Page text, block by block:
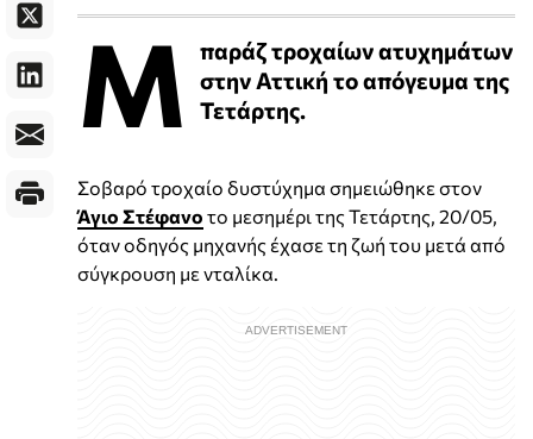
Μ
παράζ τροχαίων ατυχημάτων
στην Αττική το απόγευμα της
Τετάρτης.
Σοβαρό τροχαίο δυστύχημα σημειώθηκε στον
Άγιο Στέφανο το μεσημέρι της Τετάρτης, 20/05,
όταν οδηγός μηχανής έχασε τη ζωή του μετά από
σύγκρουση με νταλίκα.